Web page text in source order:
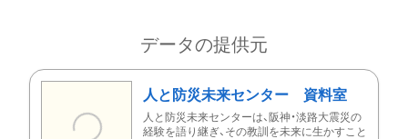
データの提供元
人と防災未来センター 資料室
人と防災未来センターは、阪神・淡路大震災の
経験を語り継ぎ、その教訓を未来に生かすこと